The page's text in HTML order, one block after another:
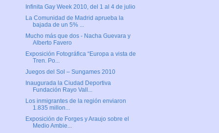
Infinita Gay Week 2010, del 1 al 4 de julio
La Comunidad de Madrid aprueba la
bajada de un 5% ...
Mucho más que dos - Nacha Guevara y
Alberto Favero
Exposición Fotográfica “Europa a vista de
Tren. Po...
Juegos del Sol – Sungames 2010
Inaugurada la Ciudad Deportiva
Fundación Rayo Vall...
Los inmigrantes de la región enviaron
1.835 millon...
Exposición de Forges y Araujo sobre el
Medio Ambie...